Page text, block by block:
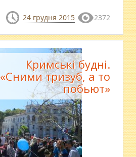
24 грудня 2015 2372
Кримські будні.
«Сними тризуб, а то
побьют»